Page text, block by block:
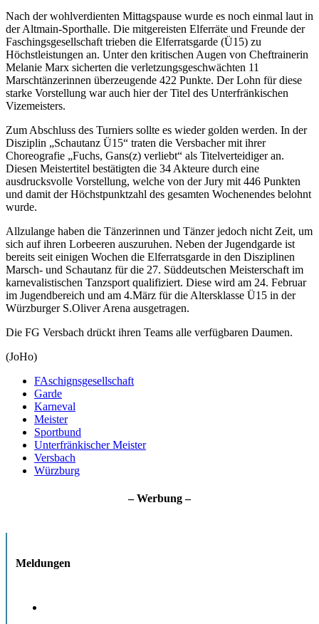
Nach der wohlverdienten Mittagspause wurde es noch einmal laut in
der Altmain-Sporthalle. Die mitgereisten Elferräte und Freunde der
Faschingsgesellschaft trieben die Elferratsgarde (Ü15) zu
Höchstleistungen an. Unter den kritischen Augen von Cheftrainerin
Melanie Marx sicherten die verletzungsgeschwächten 11
Marschtänzerinnen überzeugende 422 Punkte. Der Lohn für diese
starke Vorstellung war auch hier der Titel des Unterfränkischen
Vizemeisters.
Zum Abschluss des Turniers sollte es wieder golden werden. In der
Disziplin „Schautanz Ü15“ traten die Versbacher mit ihrer
Choreografie „Fuchs, Gans(z) verliebt“ als Titelverteidiger an.
Diesen Meistertitel bestätigten die 34 Akteure durch eine
ausdrucksvolle Vorstellung, welche von der Jury mit 446 Punkten
und damit der Höchstpunktzahl des gesamten Wochenendes belohnt
wurde.
Allzulange haben die Tänzerinnen und Tänzer jedoch nicht Zeit, um
sich auf ihren Lorbeeren auszuruhen. Neben der Jugendgarde ist
bereits seit einigen Wochen die Elferratsgarde in den Disziplinen
Marsch- und Schautanz für die 27. Süddeutschen Meisterschaft im
karnevalistischen Tanzsport qualifiziert. Diese wird am 24. Februar
im Jugendbereich und am 4.März für die Altersklasse Ü15 in der
Würzburger S.Oliver Arena ausgetragen.
Die FG Versbach drückt ihren Teams alle verfügbaren Daumen.
(JoHo)
FAschignsgesellschaft
Garde
Karneval
Meister
Sportbund
Unterfränkischer Meister
Versbach
Würzburg
– Werbung –
Meldungen